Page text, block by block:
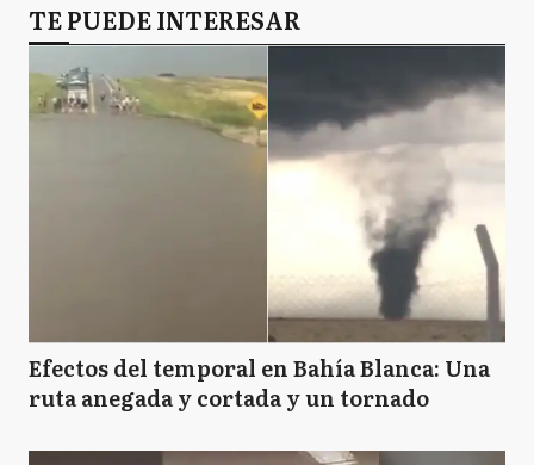
TE PUEDE INTERESAR
Efectos del temporal en Bahía Blanca: Una
ruta anegada y cortada y un tornado